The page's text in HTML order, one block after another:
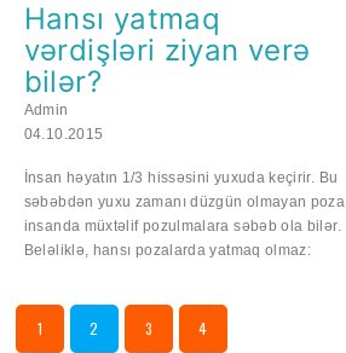
Hansı yatmaq
vərdişləri ziyan verə
bilər?
Admin
04.10.2015
İnsan həyatın 1/3 hissəsini yuxuda keçirir. Bu
səbəbdən yuxu zamanı düzgün olmayan poza
insanda müxtəlif pozulmalara səbəb ola bilər.
Beləliklə, hansı pozalarda yatmaq olmaz:
1 2 3 4